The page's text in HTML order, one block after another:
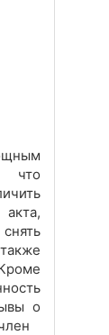
что
о